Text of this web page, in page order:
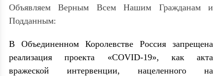
Объявляем Верным Всем Нашим Гражданам и
Подданным:
В Объединенном Королевстве Россия запрещена
реализация проекта «COVID-19», как акта
вражеской интервенции, нацеленного на